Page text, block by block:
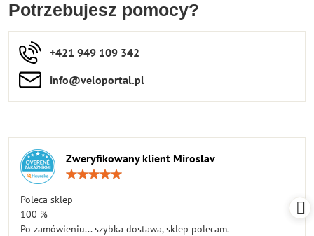
Potrzebujesz pomocy?
+421 949 109 342
info​​@veloportal​.pl
Zweryfikowany klient Miroslav
Poleca sklep
100 %
Po zamówieniu... szybka dostawa, sklep polecam.